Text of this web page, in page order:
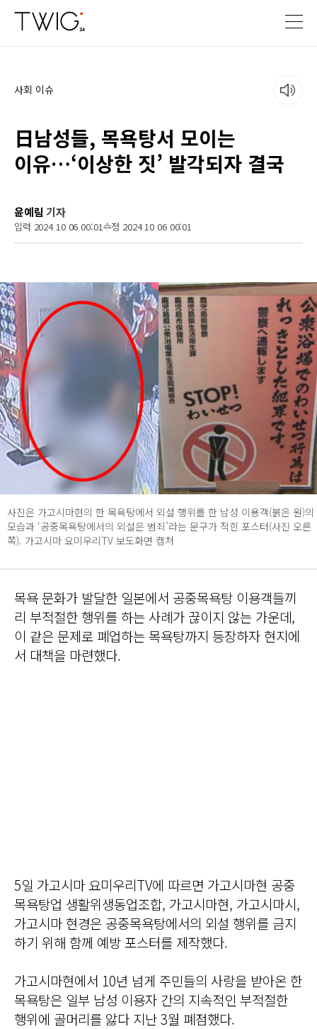
사회 이슈
日남성들, 목욕탕서 모이는
이유…‘이상한 짓’ 발각되자 결국
윤예림 기자
입력 2024 10 06 00:01수정 2024 10 06 00:01
사진은 가고시마현의 한 목욕탕에서 외설 행위를 한 남성 이용객(붉은 원)의
모습과 ‘공중목욕탕에서의 외설은 범죄’라는 문구가 적힌 포스터(사진 오른
쪽). 가고시마 요미우리TV 보도화면 캡처
목욕 문화가 발달한 일본에서 공중목욕탕 이용객들끼
리 부적절한 행위를 하는 사례가 끊이지 않는 가운데,
이 같은 문제로 폐업하는 목욕탕까지 등장하자 현지에
서 대책을 마련했다.
5일 가고시마 요미우리TV에 따르면 가고시마현 공중
목욕탕업 생활위생동업조합, 가고시마현, 가고시마시,
가고시마 현경은 공중목욕탕에서의 외설 행위를 금지
하기 위해 함께 예방 포스터를 제작했다.
가고시마현에서 10년 넘게 주민들의 사랑을 받아온 한
목욕탕은 일부 남성 이용자 간의 지속적인 부적절한
행위에 골머리를 앓다 지난 3월 폐점했다.